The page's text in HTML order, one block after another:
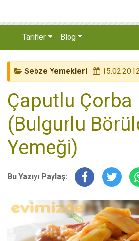
Tarifler Blog
Sebze Yemekleri
Çaputlu Çorba
(Bulgurlu
Yemeği)
Bu Yazıyı Paylaş: